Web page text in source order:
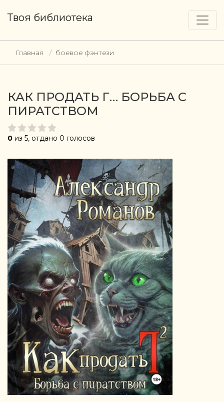
Твоя библиотека
Главная боевое фэнтези
КАК ПРОДАТЬ Г… БОРЬБА С
ПИРАТСТВОМ
0 из 5, отдано 0 голосов